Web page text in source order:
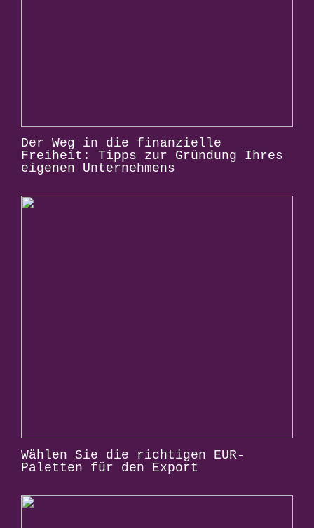
Der Weg in die finanzielle
Freiheit: Tipps zur Gründung Ihres
eigenen Unternehmens
Wählen Sie die richtigen EUR-
Paletten für den Export